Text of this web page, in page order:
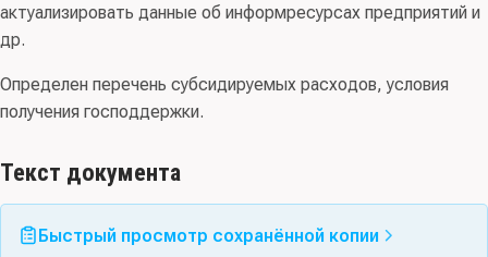
актуализировать данные об информресурсах предприятий и
др.
Определен перечень субсидируемых расходов, условия
получения господдержки.
Текст документа
Быстрый просмотр сохранённой копии